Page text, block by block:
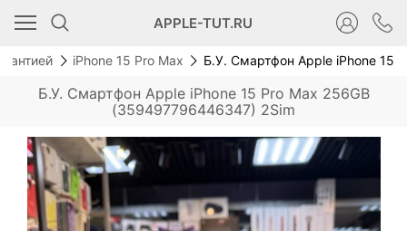
APPLE-TUT.RU
iPhone 15 Pro Max Б.У. Смартфон Apple iPhone 15
Б.У. Смартфон Apple iPhone 15 Pro Max 256GB
(359497796446347) 2Sim
Новинка